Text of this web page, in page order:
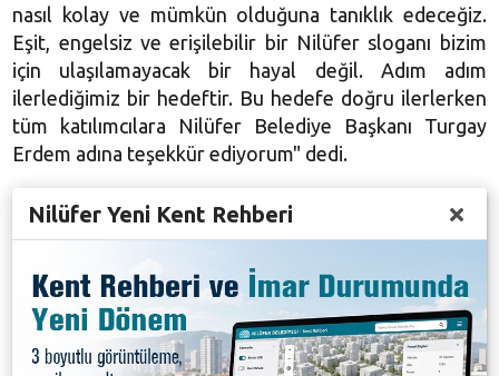
nasıl kolay ve mümkün olduğuna tanıklık edeceğiz.
Eşit, engelsiz ve erişilebilir bir Nilüfer sloganı bizim
için ulaşılamayacak bir hayal değil. Adım adım
ilerlediğimiz bir hedeftir. Bu hedefe doğru ilerlerken
tüm katılımcılara Nilüfer Belediye Başkanı Turgay
Erdem adına teşekkür ediyorum" dedi.
performans gösterisiyle başladı. Ritim grubuna
izleyiciler de eşlik etti. Nilüfer Belediyesi Roman
Orkestrası'yla birlikte sahne alan koro, seslendirdiği
şarkılarla gönülleri fethetti. Koristlerin solo
Nilüfer Yeni Kent Rehberi